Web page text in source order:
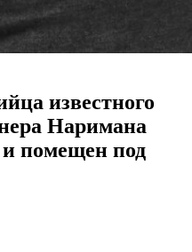
известного
Наримана
и помещен под